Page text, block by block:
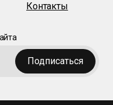
Контакты
Подписаться